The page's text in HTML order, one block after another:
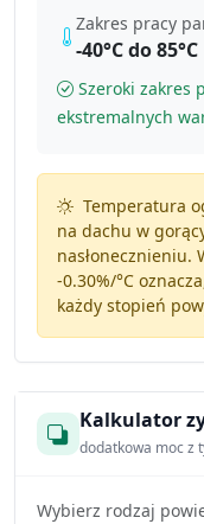
Zakres pracy
-40°C do 85°C
Szeroki zakres
ekstremalnych
Temperatura
na dachu w
nasłonecznieniu.
-0.30%/°C
każdy stopień
Kalkulator
dodatkowa moc z
Wybierz rodzaj